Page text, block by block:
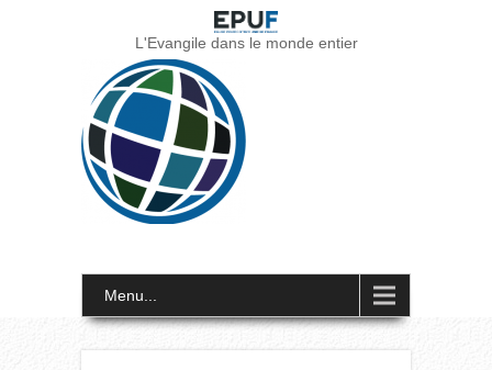
L'Evangile dans le monde entier
Menu...